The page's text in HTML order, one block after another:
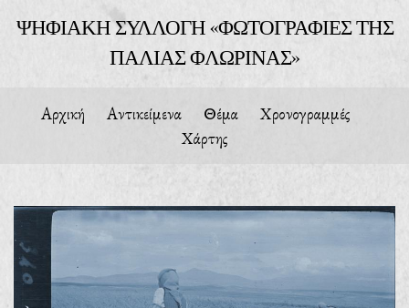
ΨΗΦΙΑΚΗ ΣΥΛΛΟΓΗ «ΦΩΤΟΓΡΑΦΙΕΣ ΤΗΣ
ΠΑΛΙΑΣ ΦΛΩΡΙΝΑΣ»
Αρχική Αντικείμενα Θέμα
Χρονογραμμές
Χάρτης